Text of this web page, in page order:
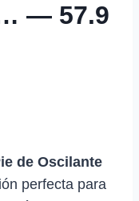
— 57.9
de Oscilante
perfecta para